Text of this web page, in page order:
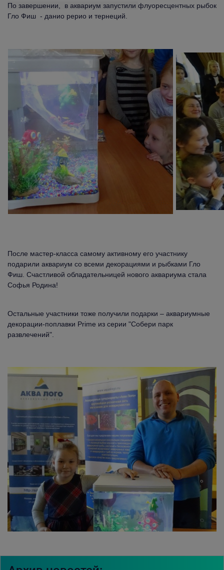
По завершении, в аквариум запустили флуоресцентных рыбок
Гло Фиш - данио рерио и тернеций.
После мастер-класса самому активному его участнику
подарили аквариум со всеми декорациями и рыбками Гло
Фиш. Счастливой обладательницей нового аквариума стала
Софья Родина!
Остальные участники тоже получили подарки – аквариумные
декорации-поплавки Prime из серии "Собери парк
развлечений".